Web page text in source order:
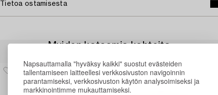
Napsauttamalla "hyväksy kaikki" suostut evästeiden
tallentamiseen laitteellesi verkkosivuston navigoinnin
parantamiseksi, verkkosivuston käytön analysoimiseksi ja
markkinointimme mukauttamiseksi.
Tietoa ostamisesta
Muiden katsomia kohteita